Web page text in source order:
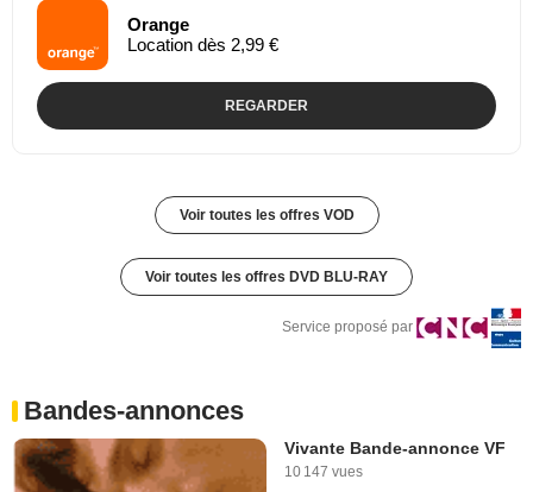
Orange
Location dès 2,99 €
REGARDER
Voir toutes les offres VOD
Voir toutes les offres DVD BLU-RAY
Service proposé par
Bandes-annonces
Vivante Bande-annonce VF
10 147 vues